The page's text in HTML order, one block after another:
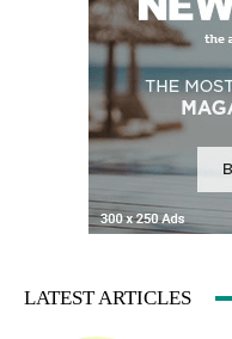
LATEST ARTICLES